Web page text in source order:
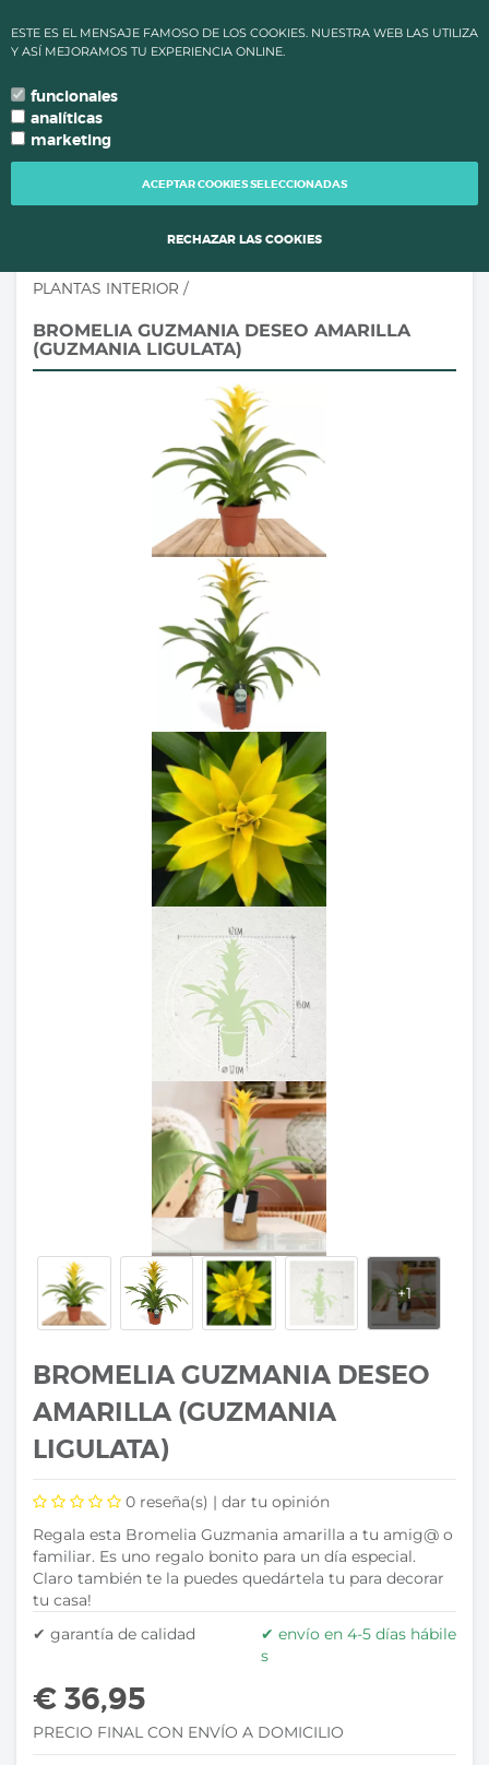
ENVÍO DE PEDIDOS CAMBIAN PARA MANTENER LA CALIDAD DE
TUS PLANTAS.
language TU IDIOMA
PLANTAS INTERIOR /
BROMELIA GUZMANIA DESEO AMARILLA
(GUZMANIA LIGULATA)
BROMELIA GUZMANIA DESEO
AMARILLA (GUZMANIA
LIGULATA)
0 reseña(s) | dar tu opinión
Regala esta Bromelia Guzmania amarilla a tu amig@ o
familiar. Es uno regalo bonito para un día especial.
Claro también te la puedes quedártela tu para decorar
tu casa!
✔ garantía de calidad
✔ envío en 4-5 días hábile
s
€ 36,95
PRECIO FINAL CON ENVÍO A DOMICILIO
ESTE ES EL MENSAJE FAMOSO DE LOS COOKIES. NUESTRA WEB LAS UTILIZA
Y ASÍ MEJORAMOS TU EXPERIENCIA ONLINE.
funcionales
analíticas
marketing
ACEPTAR COOKIES SELECCIONADAS
RECHAZAR LAS COOKIES